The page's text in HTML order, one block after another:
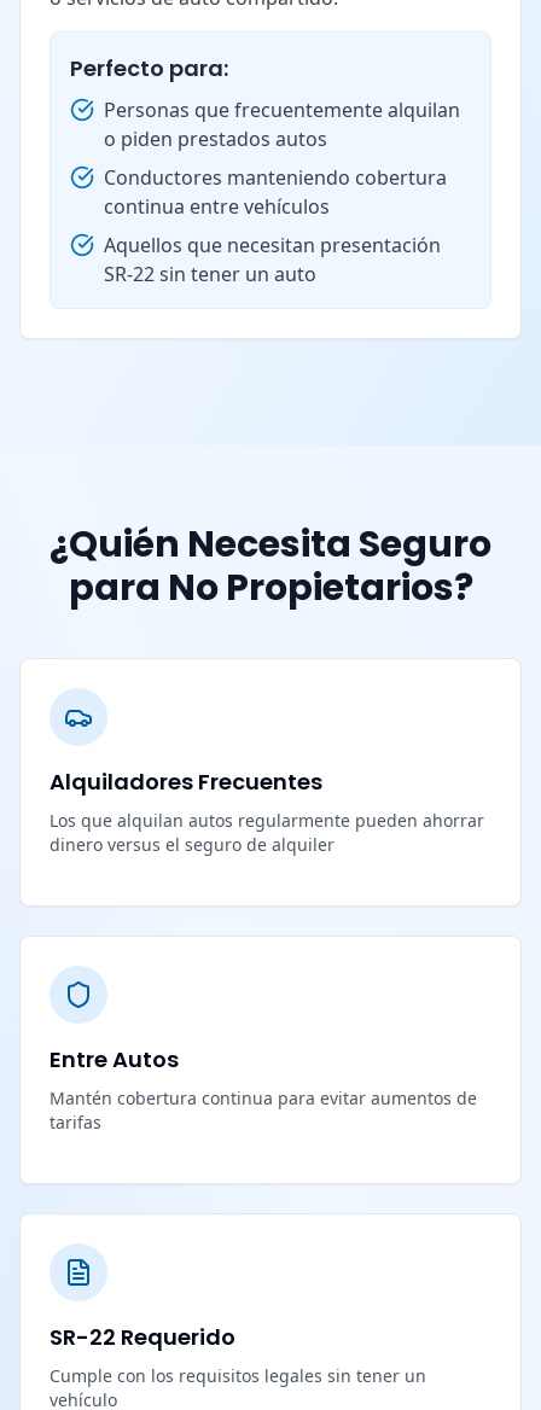
Perfecto para:
Personas que frecuentemente alquilan
o piden prestados autos
Conductores manteniendo cobertura
continua entre vehículos
Aquellos que necesitan presentación
SR-22 sin tener un auto
¿Quién Necesita Seguro
para No Propietarios?
Alquiladores Frecuentes
Los que alquilan autos regularmente pueden ahorrar
dinero versus el seguro de alquiler
Entre Autos
Mantén cobertura continua para evitar aumentos de
tarifas
SR-22 Requerido
Cumple con los requisitos legales sin tener un
vehículo